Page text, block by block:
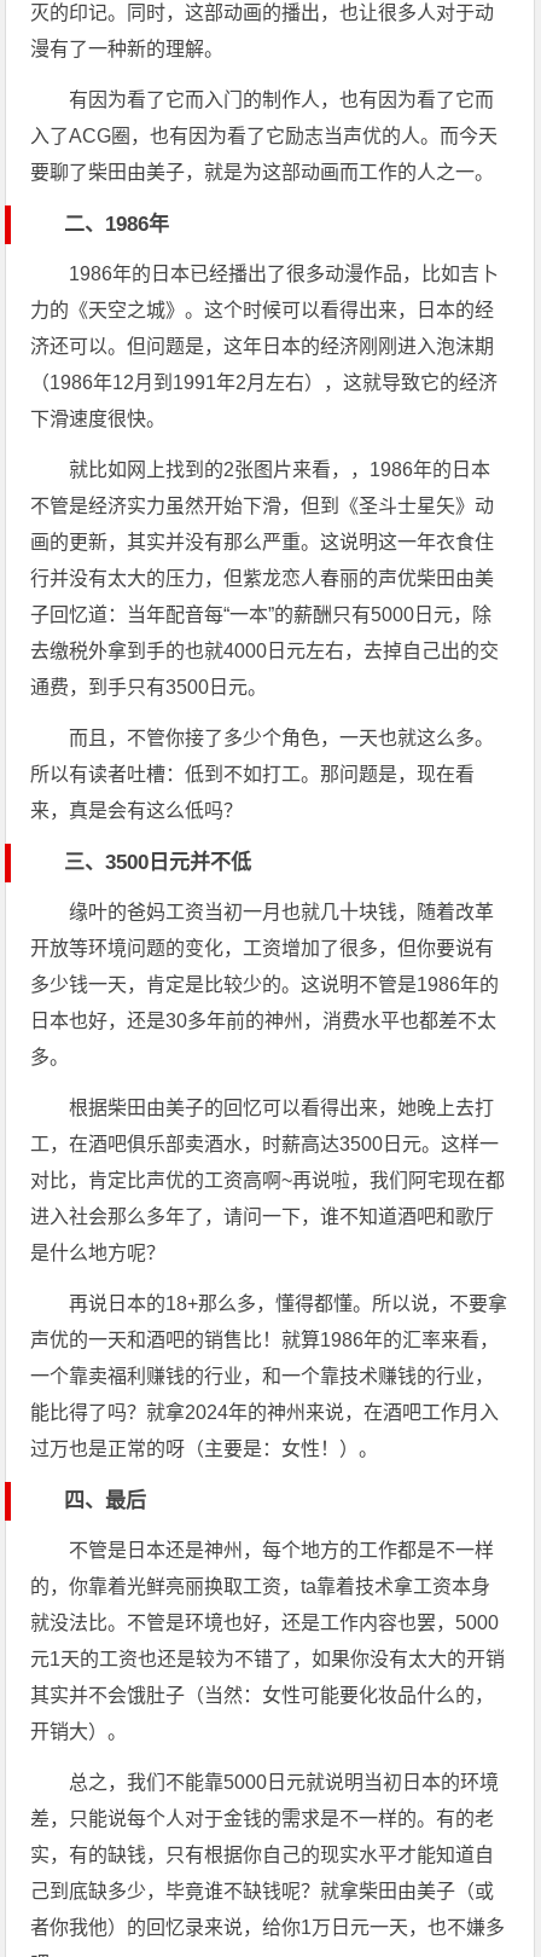
灭的印记。同时，这部动画的播出，也让很多人对于动
漫有了一种新的理解。
有因为看了它而入门的制作人，也有因为看了它而
入了ACG圈，也有因为看了它励志当声优的人。而今天
要聊了柴田由美子，就是为这部动画而工作的人之一。
二、1986年
1986年的日本已经播出了很多动漫作品，比如吉卜
力的《天空之城》。这个时候可以看得出来，日本的经
济还可以。但问题是，这年日本的经济刚刚进入泡沫期
（1986年12月到1991年2月左右），这就导致它的经济
下滑速度很快。
就比如网上找到的2张图片来看，，1986年的日本
不管是经济实力虽然开始下滑，但到《圣斗士星矢》动
画的更新，其实并没有那么严重。这说明这一年衣食住
行并没有太大的压力，但紫龙恋人春丽的声优柴田由美
子回忆道：当年配音每“一本”的薪酬只有5000日元，除
去缴税外拿到手的也就4000日元左右，去掉自己出的交
通费，到手只有3500日元。
而且，不管你接了多少个角色，一天也就这么多。
所以有读者吐槽：低到不如打工。那问题是，现在看
来，真是会有这么低吗？
三、3500日元并不低
缘叶的爸妈工资当初一月也就几十块钱，随着改革
开放等环境问题的变化，工资增加了很多，但你要说有
多少钱一天，肯定是比较少的。这说明不管是1986年的
日本也好，还是30多年前的神州，消费水平也都差不太
多。
根据柴田由美子的回忆可以看得出来，她晚上去打
工，在酒吧俱乐部卖酒水，时薪高达3500日元。这样一
对比，肯定比声优的工资高啊~再说啦，我们阿宅现在都
进入社会那么多年了，请问一下，谁不知道酒吧和歌厅
是什么地方呢？
再说日本的18+那么多，懂得都懂。所以说，不要拿
声优的一天和酒吧的销售比！就算1986年的汇率来看，
一个靠卖福利赚钱的行业，和一个靠技术赚钱的行业，
能比得了吗？就拿2024年的神州来说，在酒吧工作月入
过万也是正常的呀（主要是：女性！）。
四、最后
不管是日本还是神州，每个地方的工作都是不一样
的，你靠着光鲜亮丽换取工资，ta靠着技术拿工资本身
就没法比。不管是环境也好，还是工作内容也罢，5000
元1天的工资也还是较为不错了，如果你没有太大的开销
其实并不会饿肚子（当然：女性可能要化妆品什么的，
开销大）。
总之，我们不能靠5000日元就说明当初日本的环境
差，只能说每个人对于金钱的需求是不一样的。有的老
实，有的缺钱，只有根据你自己的现实水平才能知道自
己到底缺多少，毕竟谁不缺钱呢？就拿柴田由美子（或
者你我他）的回忆录来说，给你1万日元一天，也不嫌多